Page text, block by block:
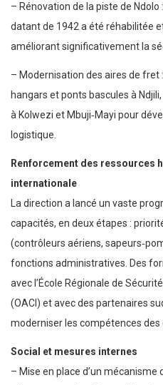
– Rénovation de la piste de
datant de 1942 a été réhabilitée
améliorant significativement la
– Modernisation des aires de fret
hangars et ponts bascules à
à Kolwezi et Mbuji‑Mayi pour
logistique.
Renforcement des ressources
internationale
La direction a lancé un vaste
capacités, en deux étapes :
(contrôleurs aériens,
fonctions administratives. Des
avec l’École Régionale de
(OACI) et avec des partenaires
moderniser les compétences
Social et mesures internes
– Mise en place d’un mécanisme